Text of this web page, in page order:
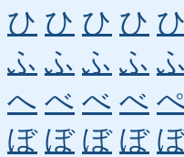
ひ ひ ひ ひ
ふ ふ ふ ふ
へ べ べ べ
ぼ ぼ ぼ ぼ